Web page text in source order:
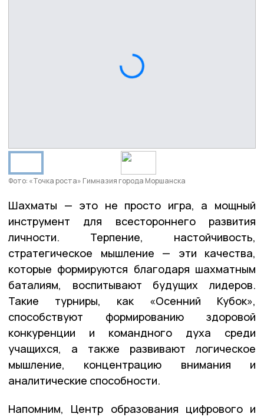
Фото: «Точка роста» Гимназия города Моршанска
Шахматы — это не просто игра, а мощный
инструмент для всестороннего развития
личности. Терпение, настойчивость,
стратегическое мышление — эти качества,
которые формируются благодаря шахматным
баталиям, воспитывают будущих лидеров.
Такие турниры, как «Осенний Кубок»,
способствуют формированию здоровой
конкуренции и командного духа среди
учащихся, а также развивают логическое
мышление, концентрацию внимания и
аналитические способности.
Напомним, Центр образования цифрового и